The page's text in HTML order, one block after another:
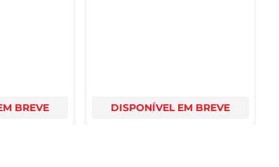
BREVE DISPONÍVEL EM BREVE